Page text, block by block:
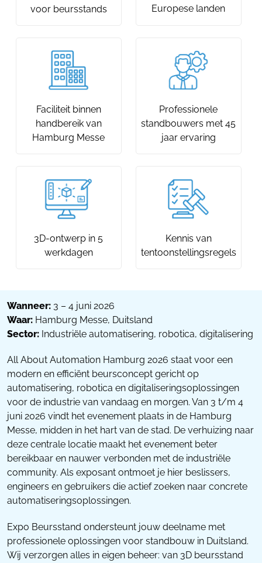
voor beursstands
Europese landen
Faciliteit binnen
handbereik van
Hamburg Messe
Professionele
standbouwers met 45
jaar ervaring
3D-ontwerp in 5
werkdagen
Kennis van
tentoonstellingsregels
Wanneer: 3 – 4 juni 2026
Waar: Hamburg Messe, Duitsland
Sector: Industriële automatisering, robotica, digitalisering
All About Automation Hamburg 2026 staat voor een
modern en efficiënt beursconcept gericht op
automatisering, robotica en digitaliseringsoplossingen
voor de industrie van vandaag en morgen. Van 3 t/m 4
juni 2026 vindt het evenement plaats in de Hamburg
Messe, midden in het hart van de stad. De verhuizing naar
deze centrale locatie maakt het evenement beter
bereikbaar en nauwer verbonden met de industriële
community. Als exposant ontmoet je hier beslissers,
engineers en gebruikers die actief zoeken naar concrete
automatiseringsoplossingen.
Expo Beursstand ondersteunt jouw deelname met
professionele oplossingen voor standbouw in Duitsland.
Wij verzorgen alles in eigen beheer: van 3D beursstand